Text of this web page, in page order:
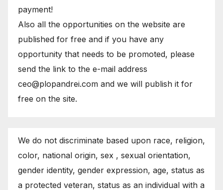
payment!
Also all the opportunities on the website are
published for free and if you have any
opportunity that needs to be promoted, please
send the link to the e-mail address
ceo@plopandrei.com and we will publish it for
free on the site.
We do not discriminate based upon race, religion,
color, national origin, sex , sexual orientation,
gender identity, gender expression, age, status as
a protected veteran, status as an individual with a